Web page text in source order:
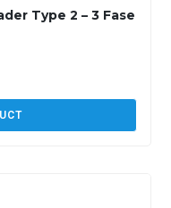
Type 2 – 3 Fase